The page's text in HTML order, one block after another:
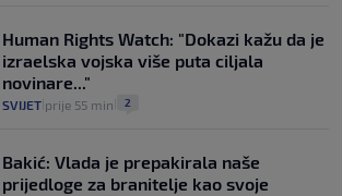
Human Rights Watch: "Dokazi kažu da je
izraelska vojska više puta ciljala
novinare..."
SVIJET prije 55 min 2
Bakić: Vlada je prepakirala naše
prijedloge za branitelje kao svoje